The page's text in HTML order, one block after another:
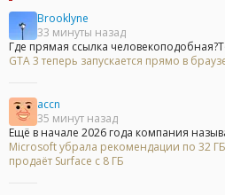
Brooklyne
33 минуты назад
Где прямая ссылка
GTA 3 теперь запускается прямо в
accn
35 минут назад
Ещё в начале 2026 года компания
Microsoft убрала рекомендации по 32
продаёт Surface с 8 ГБ